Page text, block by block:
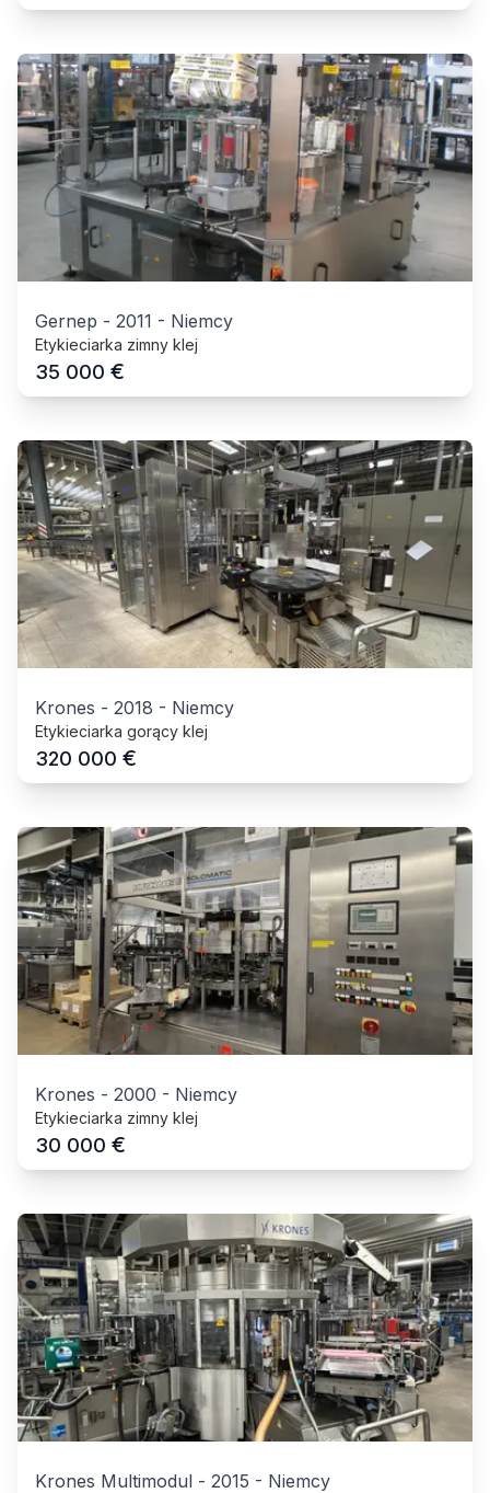
Gernep - 2011 - Niemcy
Etykieciarka zimny klej
35 000 €
Krones - 2018 - Niemcy
Etykieciarka gorący klej
320 000 €
Krones - 2000 - Niemcy
Etykieciarka zimny klej
30 000 €
Krones Multimodul - 2015 - Niemcy